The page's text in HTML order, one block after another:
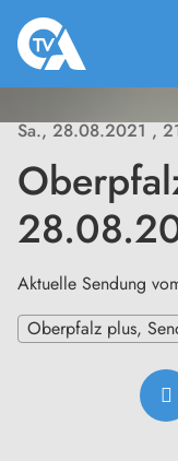
Sa., 28.08.2021,
Aktuelle Sendung
Oberpfalz plus,